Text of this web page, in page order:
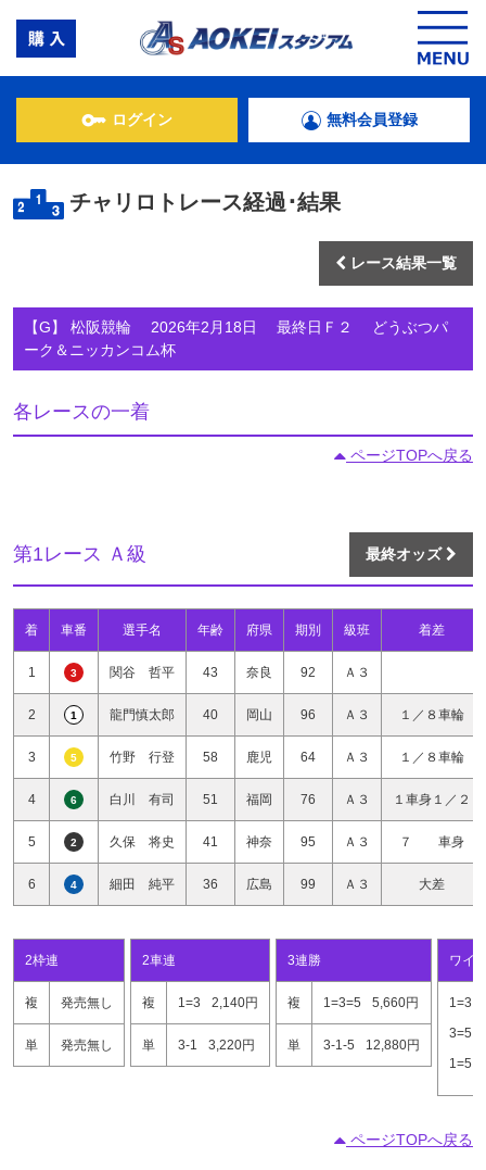
ログイン 無料会員登録
チャリロトレース経過･結果
レース結果一覧
【G】 松阪競輪 2026年2月18日 最終日Ｆ２ どうぶつパ
ーク＆ニッカンコム杯
各レースの一着
ページTOPへ戻る
第1レース Ａ級 最終オッズ
着 車番 選手名 年齢 府県 期別 級班 着差
1 3 関谷 哲平 43 奈良 92 Ａ３
2 1 龍門慎太郎 40 岡山 96 Ａ３ １／８車輪
3 5 竹野 行登 58 鹿児 64 Ａ３ １／８車輪
4 6 白川 有司 51 福岡 76 Ａ３ １車身１／２
5 2 久保 将史 41 神奈 95 Ａ３ ７ 車身
6 4 細田 純平 36 広島 99 Ａ３ 大差
2枠連
複 発売無し
単 発売無し
2車連
複 1=3 2,140円
単 3-1 3,220円
3連勝
複 1=3=5 5,660円
単 3-1-5 12,880円
ワイ
1=3
3=5
1=5
ページTOPへ戻る